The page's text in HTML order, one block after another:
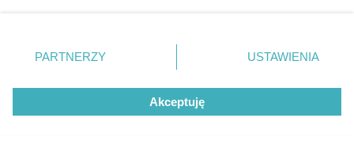
zmienić/wycofać klikając przycisk ustawień prywatności
znajdujący się w lewym dolnym rogu strony
rodzaje przetwarzania danych nie wymagają zgody
użytkownika, ale masz prawo sprzeciwić się takiemu
przetwarzaniu. Preferencje będą miały zastosowanie tylko
PARTNERZY USTAWIENIA
Akceptuję